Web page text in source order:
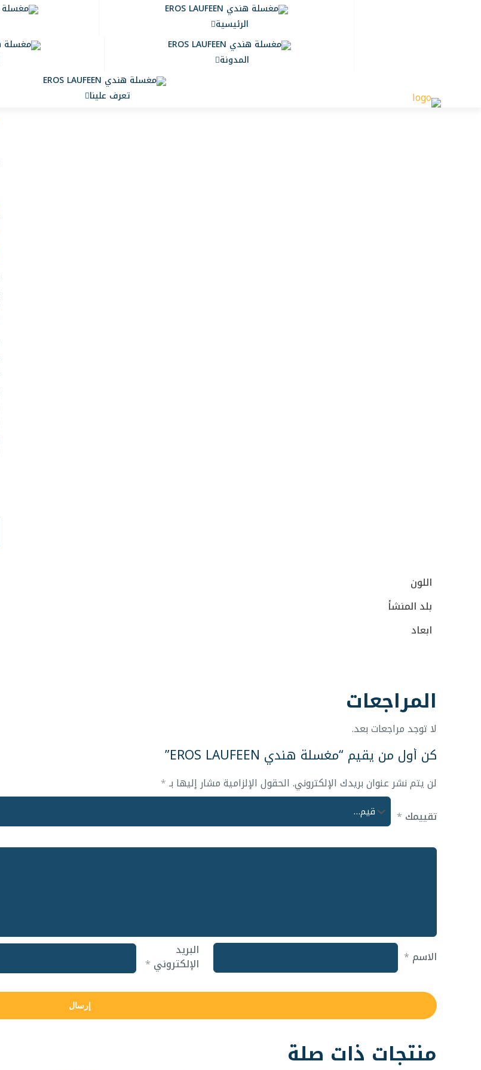
الرئيسية
المدونة
تعرف علينا
اللون
بلد المنشأ
ابعاد
المراجعات
لا توجد مراجعات بعد.
كن أول من يقيم “مغسلة هندي EROS LAUFEEN”
لن يتم نشر عنوان بريدك الإلكتروني. الحقول الإلزامية مشار إليها بـ*
تقييمك *
الاسم * البريد
الإلكتروني *
منتجات ذات صلة